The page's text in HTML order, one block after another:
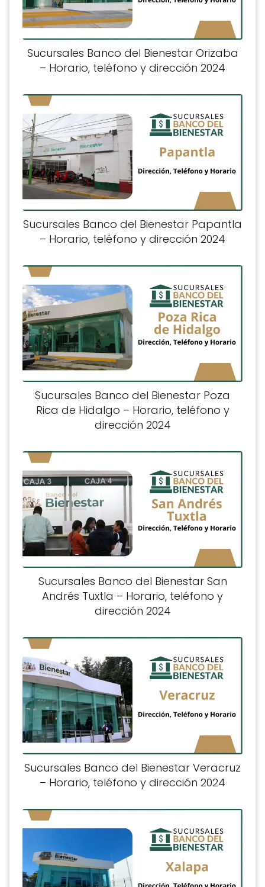
Sucursales Banco del Bienestar Orizaba
– Horario, teléfono y dirección 2024
Sucursales Banco del Bienestar Papantla
– Horario, teléfono y dirección 2024
Sucursales Banco del Bienestar Poza
Rica de Hidalgo – Horario, teléfono y
dirección 2024
Sucursales Banco del Bienestar San
Andrés Tuxtla – Horario, teléfono y
dirección 2024
Sucursales Banco del Bienestar Veracruz
– Horario, teléfono y dirección 2024